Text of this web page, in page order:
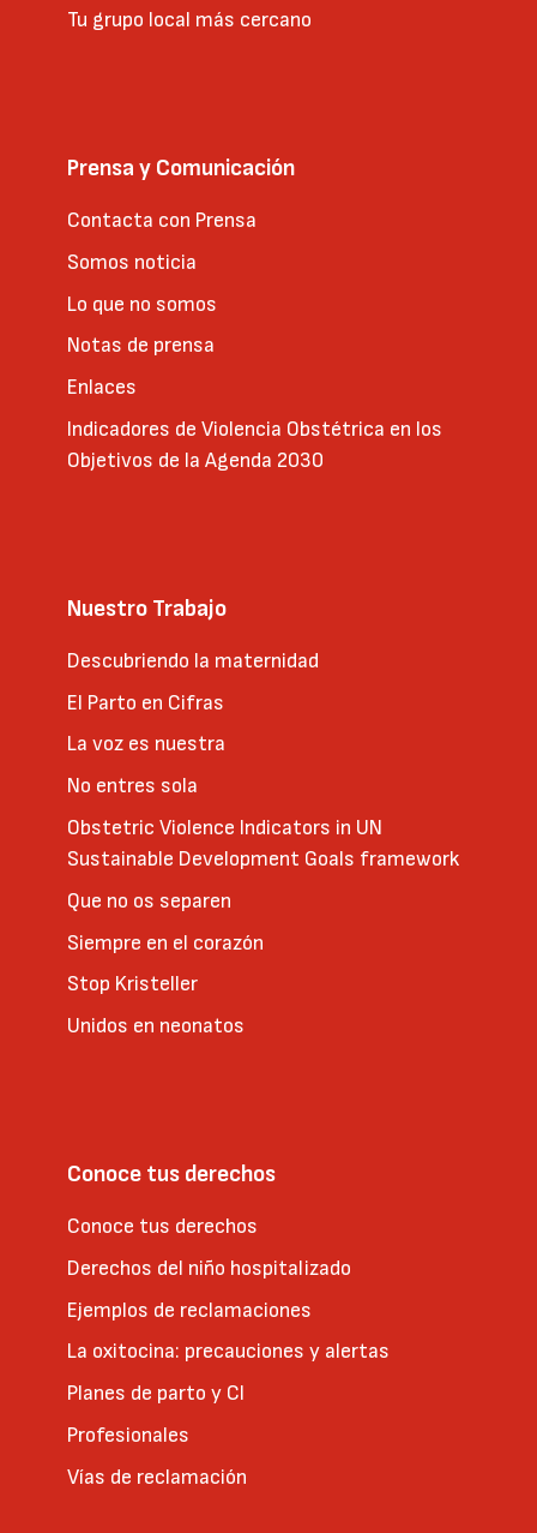
Tu grupo local más cercano
Prensa y Comunicación
Contacta con Prensa
Somos noticia
Lo que no somos
Notas de prensa
Enlaces
Indicadores de Violencia Obstétrica en los
Objetivos de la Agenda 2030
Nuestro Trabajo
Descubriendo la maternidad
El Parto en Cifras
La voz es nuestra
No entres sola
Obstetric Violence Indicators in UN
Sustainable Development Goals framework
Que no os separen
Siempre en el corazón
Stop Kristeller
Unidos en neonatos
Conoce tus derechos
Conoce tus derechos
Derechos del niño hospitalizado
Ejemplos de reclamaciones
La oxitocina: precauciones y alertas
Planes de parto y CI
Profesionales
Vías de reclamación